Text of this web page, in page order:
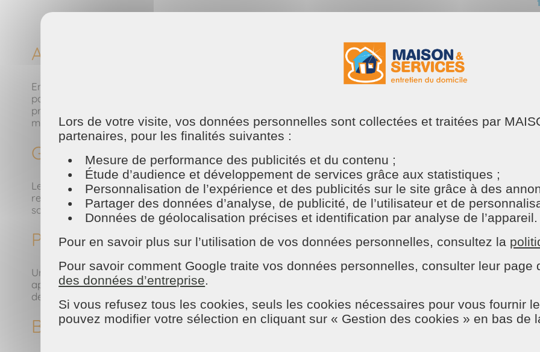
Alléger la charge mentale
Entre le travail, la famille et les obligations du quotidien, le ménage vient souvent s’ajouter comme une
pas fait, il occupe de l’espace dans l’esprit : la poussière à enlever, le linge qui s’accumule ou les sols à
professionnel, on se libère de cette pression et l’on réduit durablement la charge mentale liée au foyer.
mais une mission gérée en toute sérénité.
Gagner du temps pour soi
Le ménage représente plusieurs heures par semaine pour une famille, souvent prises sur les soirées ou les
retrouver du temps précieux à consacrer à ce qui compte vraiment : se reposer, passer du temps en
souffler. Ce temps récupéré améliore directement le quotidien et contribue à une meilleure qualité de vie.
Profiter d’un intérieur propre en permanence
Un intérieur propre et bien entretenu est un facteur de bien-être. Il réduit le stress, améliore l’ambiance du
appel à un professionnel du ménage permet de maintenir ce niveau de propreté de manière régulière,
devient alors un véritable lieu de détente et non plus une zone de tâches en attente.
Bénéficier d’un ménage réalisé par un professionnel
Lors de votre visite, vos données personnelles sont collectées et traitées par
partenaires, pour les finalités suivantes :
Mesure de performance des publicités et du contenu ;
Étude d’audience et développement de services grâce aux statistiques ;
Personnalisation de l’expérience et des publicités sur le site grâce à des
Partager des données d’analyse, de publicité, de l’utilisateur et de
Données de géolocalisation précises et identification par analyse de l’appareil.
Pour en savoir plus sur l’utilisation de vos données personnelles, consultez la
Pour savoir comment Google traite vos données personnelles, consulter leur page
des données d’entreprise.
Si vous refusez tous les cookies, seuls les cookies nécessaires pour vous fournir
pouvez modifier votre sélection en cliquant sur « Gestion des cookies » en bas de